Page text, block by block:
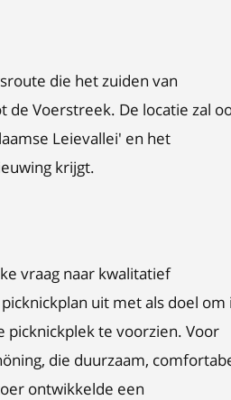
die het zuiden van
de Voerstreek. De locatie zal
Leievallei' en het
krijgt.
vraag naar kwalitatief
uit met als doel om
picknickplek te voorzien. Voor
die duurzaam,
ontwikkelde een